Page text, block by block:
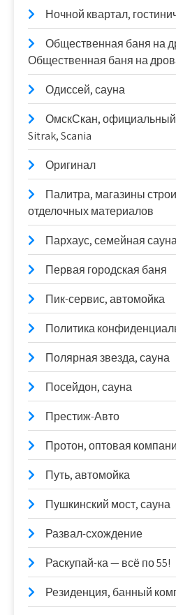
Ночной квартал,
Общественная баня на
Общественная баня на
Одиссей, сауна
ОмскСкан, официальный
Sitrak, Scania
Оригинал
Палитра, магазины
отделочных материалов
Пархаус, семейная
Первая городская баня
Пик-сервис, автомойка
Политика
Полярная звезда, сауна
Посейдон, сауна
Престиж-Авто
Протон, оптовая
Путь, автомойка
Пушкинский мост, сауна
Развал-схождение
Раскупай-ка — всё по 55!
Резиденция, банный